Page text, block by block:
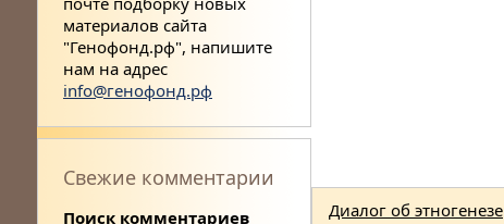
материалов сайта
"Генофонд.рф", напишите
нам на адрес
info@генофонд.рф
Свежие комментарии
Поиск комментариев
Диалог об этногенезе